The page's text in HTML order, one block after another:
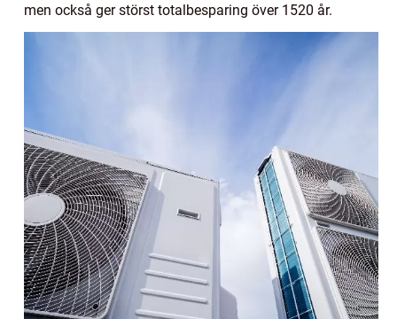
men också ger störst totalbesparing över 1520 år.